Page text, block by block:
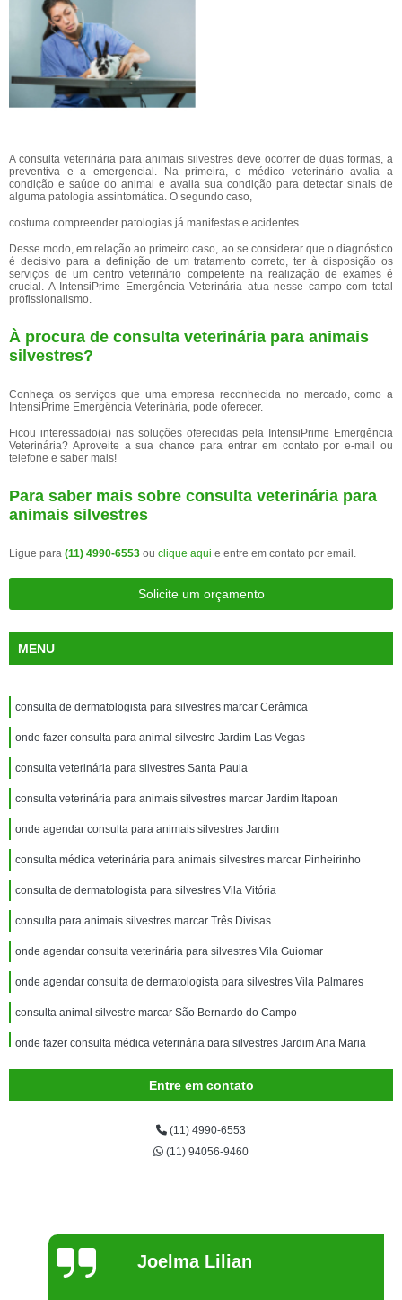
A consulta veterinária para animais silvestres deve ocorrer de duas formas, a
preventiva e a emergencial. Na primeira, o médico veterinário avalia a
condição e saúde do animal e avalia sua condição para detectar sinais de
alguma patologia assintomática. O segundo caso,
costuma compreender patologias já manifestas e acidentes.
Desse modo, em relação ao primeiro caso, ao se considerar que o diagnóstico
é decisivo para a definição de um tratamento correto, ter à disposição os
serviços de um centro veterinário competente na realização de exames é
crucial. A IntensiPrime Emergência Veterinária atua nesse campo com total
profissionalismo.
À procura de consulta veterinária para animais
silvestres?
Conheça os serviços que uma empresa reconhecida no mercado, como a
IntensiPrime Emergência Veterinária, pode oferecer.
Ficou interessado(a) nas soluções oferecidas pela IntensiPrime Emergência
Veterinária? Aproveite a sua chance para entrar em contato por e-mail ou
telefone e saber mais!
Para saber mais sobre consulta veterinária para
animais silvestres
Ligue para (11) 4990-6553 ou clique aqui e entre em contato por email.
Solicite um orçamento
MENU
consulta de dermatologista para silvestres marcar Cerâmica
onde fazer consulta para animal silvestre Jardim Las Vegas
consulta veterinária para silvestres Santa Paula
consulta veterinária para animais silvestres marcar Jardim Itapoan
onde agendar consulta para animais silvestres Jardim
consulta médica veterinária para animais silvestres marcar Pinheirinho
consulta de dermatologista para silvestres Vila Vitória
consulta para animais silvestres marcar Três Divisas
onde agendar consulta veterinária para silvestres Vila Guiomar
onde agendar consulta de dermatologista para silvestres Vila Palmares
consulta animal silvestre marcar São Bernardo do Campo
onde fazer consulta médica veterinária para silvestres Jardim Ana Maria
consulta veterinária para silvestres marcar Parque Represa Billings II
onde fazer consulta de ortopedia para animais silvestres Parque Capuava
consulta de dermatologista para silvestres Jardim Cipreste
Entre em contato
(11) 4990-6553
(11) 94056-9460
Joelma Lilian